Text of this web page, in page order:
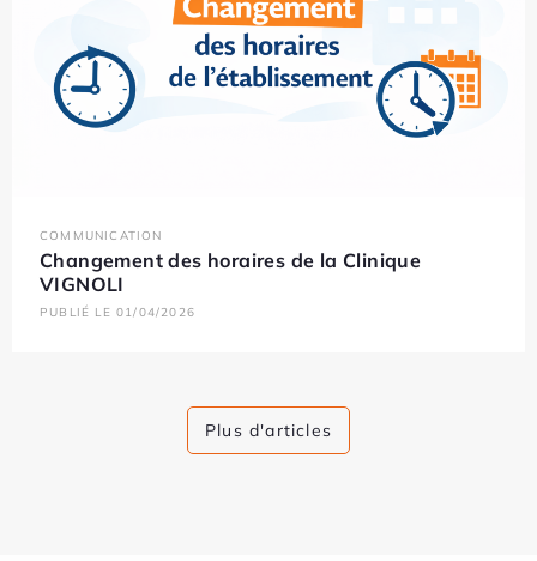
COMMUNICATION
Changement des horaires de la Clinique
VIGNOLI
PUBLIÉ LE 01/04/2026
Plus d'articles